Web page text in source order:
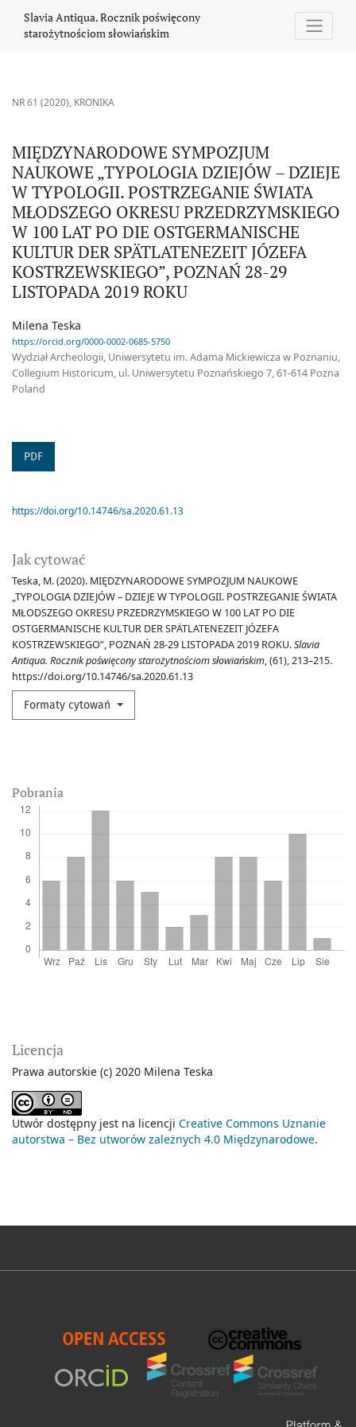
Slavia Antiqua. Rocznik poświęcony
starożytnościom słowiańskim
NR 61 (2020), KRONIKA
MIĘDZYNARODOWE SYMPOZJUM
NAUKOWE „TYPOLOGIA DZIEJÓW – DZIEJE
W TYPOLOGII. POSTRZEGANIE ŚWIATA
MŁODSZEGO OKRESU PRZEDRZYMSKIEGO
W 100 LAT PO DIE OSTGERMANISCHE
KULTUR DER SPÄTLATENEZEIT JÓZEFA
KOSTRZEWSKIEGO”, POZNAŃ 28-29
LISTOPADA 2019 ROKU
Milena Teska
https://orcid.org/0000-0002-0685-5750
Wydział Archeologii, Uniwersytetu im. Adama Mickiewicza w Poznaniu,
Collegium Historicum, ul. Uniwersytetu Poznańskiego 7, 61-614 Pozna
Poland
PDF
Jak cytować
Teska, M. (2020). MIĘDZYNARODOWE SYMPOZJUM NAUKOWE
„TYPOLOGIA DZIEJÓW – DZIEJE W TYPOLOGII. POSTRZEGANIE ŚWIATA
MŁODSZEGO OKRESU PRZEDRZYMSKIEGO W 100 LAT PO DIE
OSTGERMANISCHE KULTUR DER SPÄTLATENEZEIT JÓZEFA
KOSTRZEWSKIEGO”, POZNAŃ 28-29 LISTOPADA 2019 ROKU.Slavia
Antiqua. Rocznik poświęcony starożytnościom słowiańskim, (61), 213–215.
https://doi.org/10.14746/sa.2020.61.13
Formaty cytowań
https://doi.org/10.14746/sa.2020.61.13
Pobrania
Licencja
Prawa autorskie (c) 2020 Milena Teska
Utwór dostępny jest na licencji Creative Commons Uznanie
autorstwa – Bez utworów zależnych 4.0 Międzynarodowe.